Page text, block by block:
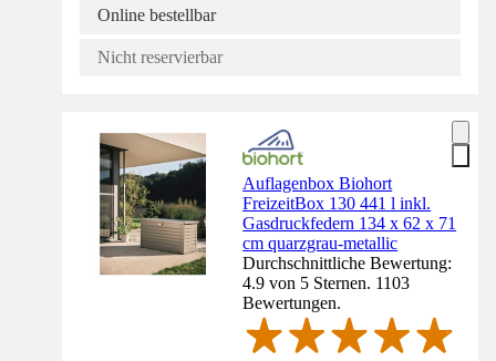
Online bestellbar
Nicht reservierbar
Auflagenbox Biohort
FreizeitBox 130 441 l inkl.
Gasdruckfedern 134 x 62 x 71
cm quarzgrau-metallic
Durchschnittliche Bewertung:
4.9 von 5 Sternen. 1103
Bewertungen.